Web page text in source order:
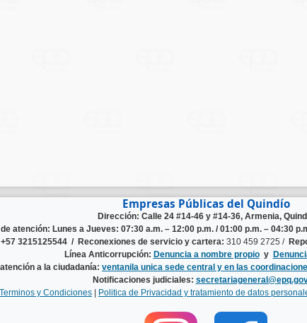
Empresas Públicas del Quindío
Dirección: Calle 24 #14-46 y #14-36, Armenia,
atención: Lunes a Jueves: 07:30 a.m. – 12:00 p.m. / 01:00 p.m. – 04:30
3215125544 / Reconexiones de servicio y cartera: 310 459 2725 /
Línea Anticorrupción: Denuncia a nombre propioy
a la ciudadanía: ventanila unica sede central y en las
Notificaciones judiciales:
Terminos y Condiciones Politica de Privacidad y tratamiento de datos